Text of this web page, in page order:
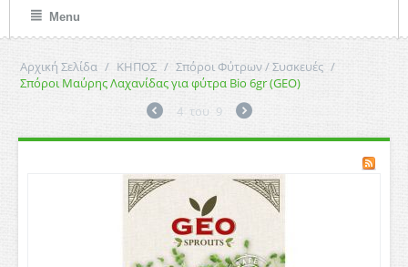
Menu
Αρχική Σελίδα / ΚΗΠΟΣ / Σπόροι Φύτρων / Συσκευές /
Σπόροι Μαύρης Λαχανίδας για φύτρα Bio 6gr (GEO)
4 του 9